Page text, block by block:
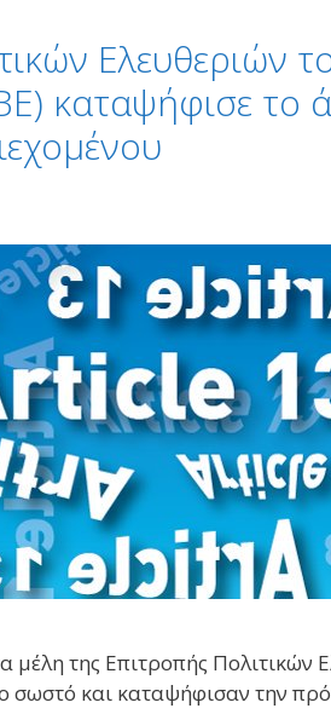
Ελευθεριών
καταψήφισε τo
μέλη της Επιτροπής Πολιτικών
σωστό και καταψήφισαν την